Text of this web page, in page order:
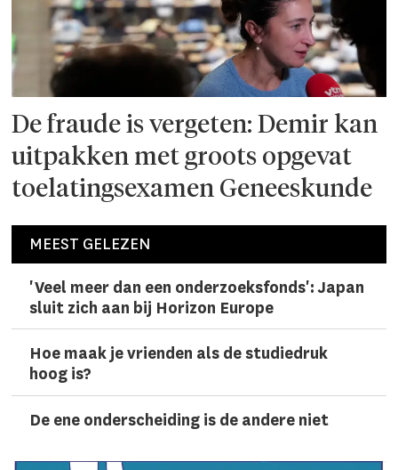
De fraude is vergeten: Demir kan
uitpakken met groots opgevat
toelatingsexamen Geneeskunde
MEEST GELEZEN
'Veel meer dan een onderzoeks­fonds': Japan
sluit zich aan bij Horizon Europe
Hoe maak je vrienden als de studiedruk
hoog is?
De ene onderscheiding is de andere niet